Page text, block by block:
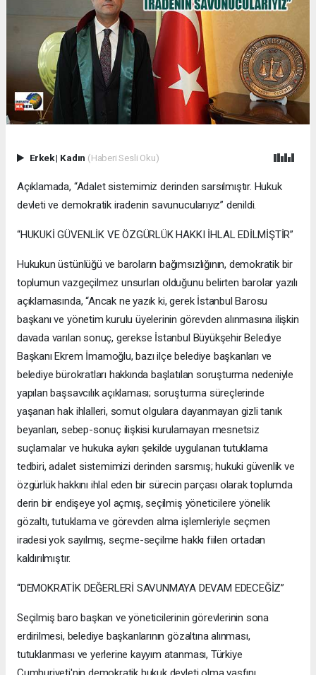
Erkek| Kadın (Haberi Sesli Oku)
Açıklamada, “Adalet sistemimiz derinden sarsılmıştır. Hukuk
devleti ve demokratik iradenin savunucularıyız” denildi.
“HUKUKİ GÜVENLİK VE ÖZGÜRLÜK HAKKI İHLAL EDİLMİŞTİR”
Hukukun üstünlüğü ve baroların bağımsızlığının, demokratik bir
toplumun vazgeçilmez unsurları olduğunu belirten barolar yazılı
açıklamasında, “Ancak ne yazık ki, gerek İstanbul Barosu
başkanı ve yönetim kurulu üyelerinin görevden alınmasına ilişkin
davada varılan sonuç, gerekse İstanbul Büyükşehir Belediye
Başkanı Ekrem İmamoğlu, bazı ilçe belediye başkanları ve
belediye bürokratları hakkında başlatılan soruşturma nedeniyle
yapılan başsavcılık açıklaması; soruşturma süreçlerinde
yaşanan hak ihlalleri, somut olgulara dayanmayan gizli tanık
beyanları, sebep-sonuç ilişkisi kurulamayan mesnetsiz
suçlamalar ve hukuka aykırı şekilde uygulanan tutuklama
tedbiri, adalet sistemimizi derinden sarsmış; hukuki güvenlik ve
özgürlük hakkını ihlal eden bir sürecin parçası olarak toplumda
derin bir endişeye yol açmış, seçilmiş yöneticilere yönelik
gözaltı, tutuklama ve görevden alma işlemleriyle seçmen
iradesi yok sayılmış, seçme-seçilme hakkı fiilen ortadan
kaldırılmıştır.
“DEMOKRATİK DEĞERLERİ SAVUNMAYA DEVAM EDECEĞİZ”
Seçilmiş baro başkan ve yöneticilerinin görevlerinin sona
erdirilmesi, belediye başkanlarının gözaltına alınması,
tutuklanması ve yerlerine kayyım atanması, Türkiye